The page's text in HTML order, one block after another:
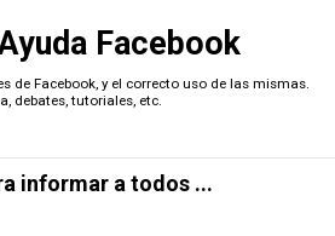
Facebook
de Facebook, y el correcto uso de las mismas.
debates, tutoriales, etc.
informar a todos ...